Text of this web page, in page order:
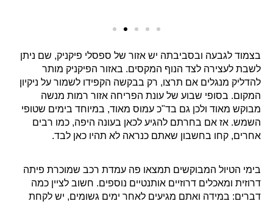
בצמוד לגבעה ובסביבתה יש אזור של ספסלי פיקניק, שם ניתן
לשבת לעצירה לצד הנוף המקסים. באזור הפיקניק מותר
להדליק מנגלים אם תרצו, רק בבקשה הקפידו לשמור על ניקיון
המקום. בסופי שבוע של עונת הפריחה אזור רמות מנשה
מבוקש מאוד ולכן גם בד"כ עמוס מאוד, במיוחד בימים שטופי
השמש. אז אם בחרתם להגיע לכאן בעונה היפה, כמו רבים
אחרים, קחו בחשבון שאתם כנראה לא תהיו כאן לבד.
בימי הטיול המבוקשים תמצאו פה עמדת רכב שמוכרת פיתה
דרוזית ומאכלים דרוזיים אותנטיים נוספים. חשוב לציין כמה
דברים: במידה ואתם מגיעים לאחר ימים גשומים, יש לקחת